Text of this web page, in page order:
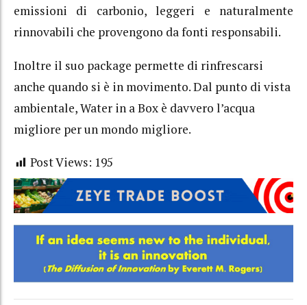
emissioni di carbonio, leggeri e naturalmente
rinnovabili che provengono da fonti responsabili.
Inoltre il suo package permette di rinfrescarsi
anche quando si è in movimento. Dal punto di vista
ambientale, Water in a Box è davvero l’acqua
migliore per un mondo migliore.
Post Views: 195